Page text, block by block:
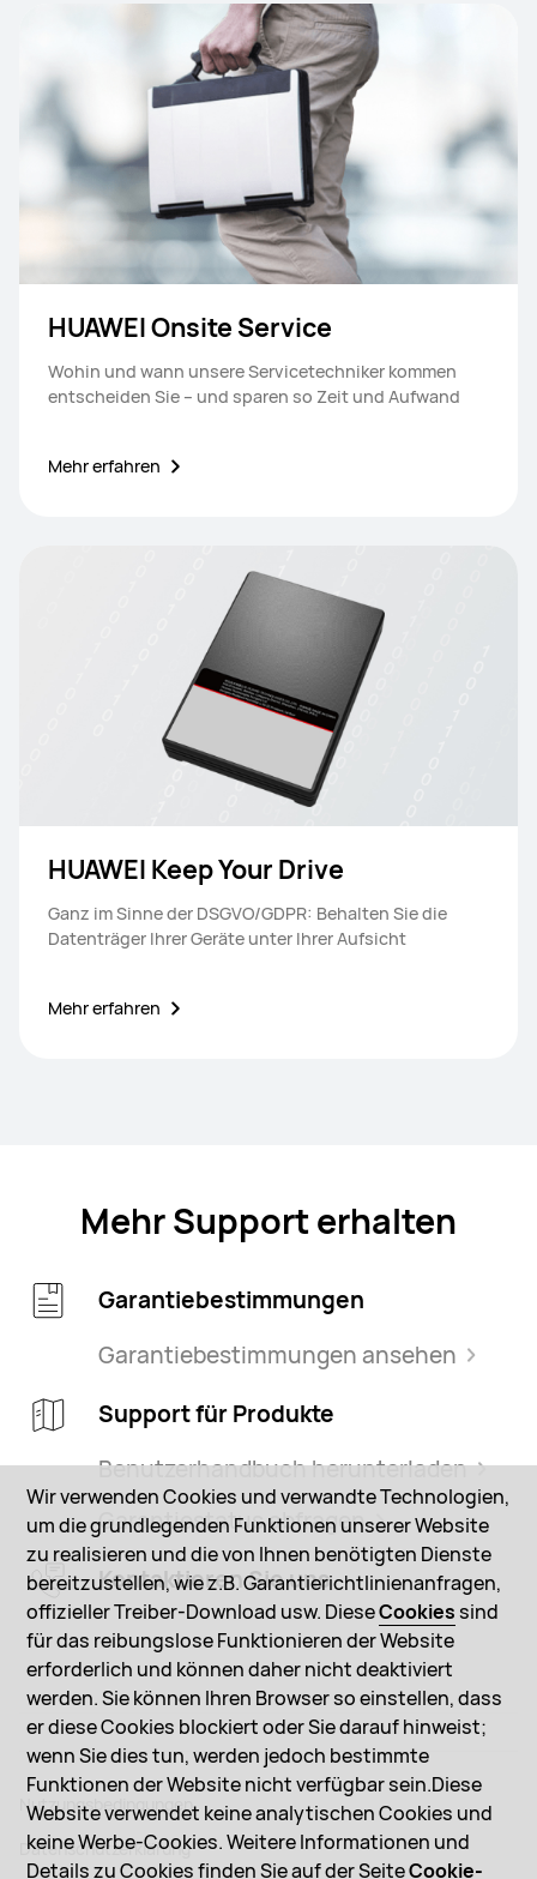
Wir verwenden Cookies und verwandte Technologien,
um die grundlegenden Funktionen unserer Website
zu realisieren und die von Ihnen benötigten Dienste
bereitzustellen, wie z.B. Garantierichtlinienanfragen,
offizieller Treiber-Download usw. DieseCookiessind
für das reibungslose Funktionieren der Website
erforderlich und können daher nicht deaktiviert
werden. Sie können Ihren Browser so einstellen, dass
er diese Cookies blockiert oder Sie darauf hinweist;
wenn Sie dies tun, werden jedoch bestimmte
Funktionen der Website nicht verfügbar sein.Diese
Website verwendet keine analytischen Cookies und
keine Werbe-Cookies. Weitere Informationen und
Details zu Cookies finden Sie auf der SeiteCookie-
HUAWEI Onsite Service
Wohin und wann unsere Servicetechniker kommen
entscheiden Sie – und sparen so Zeit und Aufwand
Mehr erfahren
HUAWEI Keep Your Drive
Ganz im Sinne der DSGVO/GDPR: Behalten Sie die
Datenträger Ihrer Geräte unter Ihrer Aufsicht
Mehr erfahren
Mehr Support erhalten
Garantiebestimmungen
Garantiebestimmungen ansehen
Support für Produkte
Benutzerhandbuch herunterladen
Garantiestatus abfragen
Kontaktieren Sie uns
Nutzungsbedingungen
Datenschutzerklärung